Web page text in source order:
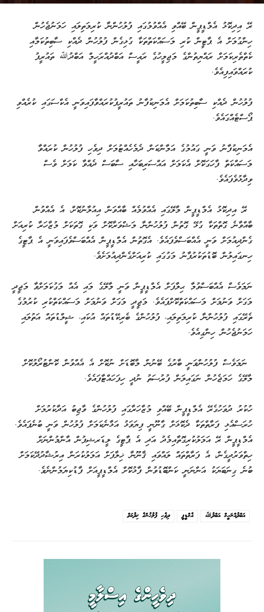
ރޭ އިދިކޮޅު އެމްޑީޕީން ބޭއްވި އެއްވުމުގައި ފުލުހުންނާ ކުރިމަތިލައި ހަމަނުޖެހުން
ހިންގުމަށް އެ ޕާޓީން ކުރި މަސައްކަތްތަކާ ގުޅިގެން ފުލުހުން ދެއްކި ސާބިތުކަމާއި
ކެތްތެރިކަމަށް ރައްޔިތުންގެ މަޖިލީހުގެ ރައީސް އަބްދުއްރަހީމް އަބްދުﷲ ތައުރީފު
ކުރައްވައިފިއެވެ.
ފުލުހުން ދެއްކި ސާބިތުކަމަށް އެމަނިކުފާނު ތައުރީފުކުރައްވާފައިވަނީ އެކްސަގައި ކުރެއްވި
ޕޯސްޓެއްގައެވެ.
އެމަނިކުފާނު ވަނީ ގައުމުގެ އަމާންކަން ދެމެހެއްޓުމަށް ދިވެހި ފުލުހުން ކުރައްވާ
މަސައްކަތް ފާހަގަކޮށް އެކަމަށް އައްސަރިބަހާއި ސާބަސް ދެއްވާ ކަމަށް ވެސް
ވިދާޅުވެފައެވެ.
ރޭ އިދިކޮޅު އެމްޑީޕީން މާލޭގައި އެއްވުމެއް ބާއްވަން އިއުލާނުކޮށް، އެ އެއްވުން
ބާއްވާނެ ގޮތްތަކާ ގުޅޭ ގޮތުން ފުލުހުންނާ މަޝްވަރާކޮށް ވަކި ގޮތަކަށް މުޒާހަރާ ކުރިއަށް
ގެންދިއުމަށް ވަނީ އެއްބަސްވެފައެވެ. އެގޮތުން އެމްޑީޕީން އެއްބަސްވެފައިވަނީ އެ ޕާޓީގެ
ހިނގައިލުން ބޮޑުތަކުރުފާނު މަގުގައި ކުރިއަށްގެންދިއުމަށެވެ.
ނަމަވެސް އެއްބަސްވުމާ ޙިލާފަށް އެމްޑީޕީން ވަނީ މާލޭގެ މައި އެއް މަގުކަމަށްވާ މަޖީދީ
މަގަށް ވަނުމަށް މަސައްކަތްކޮށްފައެވެ. މަޖީދީ މަގަށް ވަނުމަށް މަސައްކަތްކުރި ކުރުމުގެ
ތެރޭގައި ފުލުހުންނާ ކުރިމަތިލައި، ފުލުހުންގެ ބެރިކޭޑުތައް އުކައި، ޝީލްޑުތައް އަތުލައި
ހަމަނުޖެހުން ހިންގިއެވެ.
ނަމަވެސް ފުލުހުންވަނީ ބާރުގެ ބޭނުން މާބޮޑަށް ނުކޮށް އެ އެއްވުން ކޮންޓުރޯލުކޮށް
މާލޭގެ ހަމަޖެހުން ނަގައިލަން ފުރުސަތު ނުދީ ހިފަހައްޓާފައެވެ.
ހުކުރު ދުވަހުގެރޭ އެމްޑީޕީން ބޭއްވި މުޒާހަރާގައި ފުލުހުންގެ ވާޖިބު އަދާކުރުމަށް
ހުރަސްއެޅި ފަރާތްތަކާ ދެކޮޅަށް ގާނޫނީ ފިޔަވަޅު އަޅާނެކަމަށް ފުލުހުން ވަނީ ބުނެފައެވެ.
އެމްޑީޕީން ރޭ އަމަލުކުރިގޮތާއިމެދު އަދި އެ ޕާޓީގެ ލީޑަރޝިޕުން އާންމުންނަށް
ހިތްވަރުދީގެން، އެ ފަރާތްތައް ލައްވައި ޤާނޫނާ ޚިލާފަށް އަމަލުކުރަން އިރުޝާދުދޭކަމަށް
ބުނެ ގިނަބަޔަކު އަންނަނީ ކަންބޮޑުވުން ފާޅުކޮށް އެމްޑީޕީއަށް ފާޑުކިޔަމުންނެވެ.
އަބްދުއްރަހީމް އަބްދުﷲ އެމްޑީޕީ ދިވެހި ފުލުހުންގެ ޚިދުމަތް